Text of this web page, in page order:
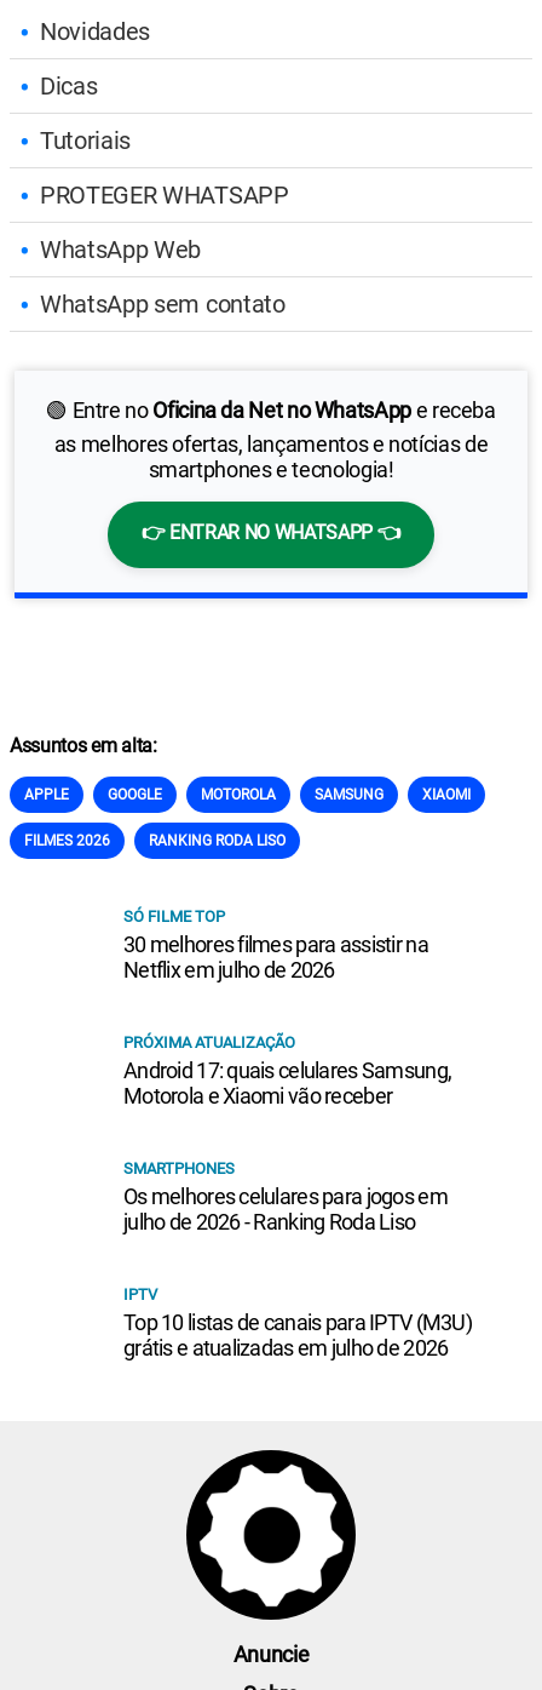
Novidades
Dicas
Tutoriais
PROTEGER WHATSAPP
WhatsApp Web
WhatsApp sem contato
🟢 Entre noOficina da Net no WhatsAppe receba
as melhores ofertas, lançamentos e notícias de
smartphones e tecnologia!
👉 ENTRAR NO WHATSAPP 👈
Assuntos em alta:
APPLE GOOGLE MOTOROLA SAMSUNG XIAOMI
FILMES 2026 RANKING RODA LISO
SÓ FILME TOP
30 melhores filmes para assistir na
Netflix em julho de 2026
PRÓXIMA ATUALIZAÇÃO
Android 17: quais celulares Samsung,
Motorola e Xiaomi vão receber
SMARTPHONES
Os melhores celulares para jogos em
julho de 2026 - Ranking Roda Liso
IPTV
Top 10 listas de canais para IPTV (M3U)
grátis e atualizadas em julho de 2026
Anuncie